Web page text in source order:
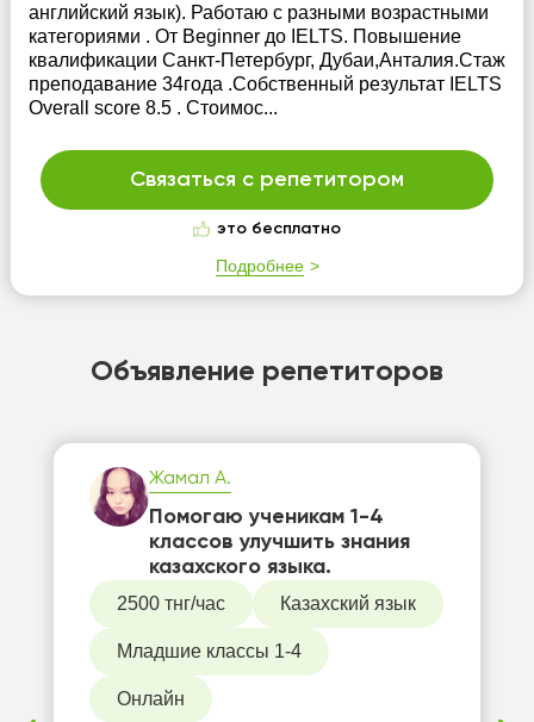
английский язык). Работаю с разными возрастными
категориями . От Beginner до IELTS. Повышение
квалификации Санкт-Петербург, Дубаи,Анталия.Стаж
преподавание 34года .Собственный результат IELTS
Overall score 8.5 . Стоимос...
Связаться с репетитором
это бесплатно
Подробнее
Объявление репетиторов
Жамал А.
Помогаю ученикам 1-4
классов улучшить знания
казахского языка.
2500 тнг/час Казахский язык
Младшие классы 1-4
Онлайн